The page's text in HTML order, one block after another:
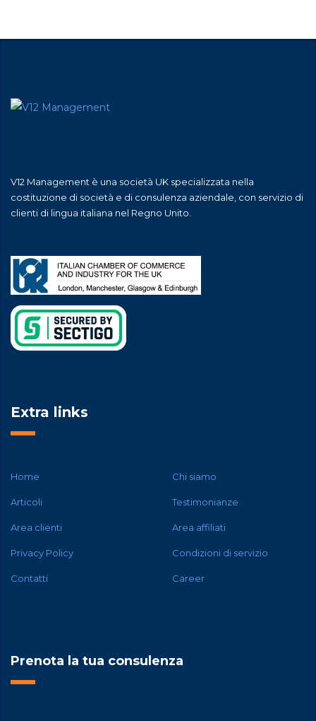
V12 Management è una società UK specializzata nella
costituzione di società e di consulenza aziendale, con servizio di
clienti di lingua italiana nel Regno Unito.
Extra links
Home Chi siamo
Articoli Testimonianze
Area clienti Area affiliati
Privacy Policy Condizioni di servizio
Contatti Career
Prenota la tua consulenza